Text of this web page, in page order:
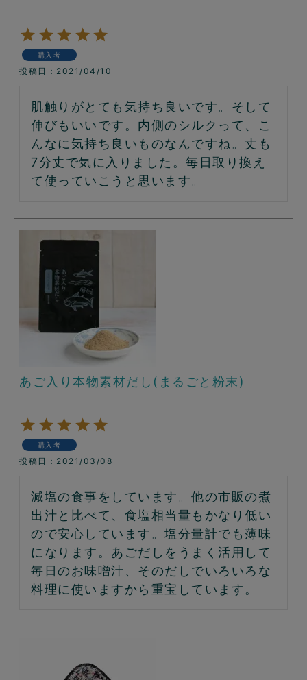
購入者
投稿日 2021/04/10
肌触りがとても気持ち良いです。そして
伸びもいいです。内側のシルクって、こ
んなに気持ち良いものなんですね。丈も
7分丈で気に入りました。毎日取り換え
て使っていこうと思います。
あご入り本物素材だし(まるごと粉末)
購入者
投稿日 2021/03/08
減塩の食事をしています。他の市販の煮
出汁と比べて、食塩相当量もかなり低い
ので安心しています。塩分量計でも薄味
になります。あごだしをうまく活用して
毎日のお味噌汁、そのだしでいろいろな
料理に使いますから重宝しています。